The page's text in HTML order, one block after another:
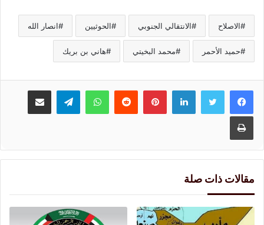
الاصلاح الانتقالي الجنوبي الحوثيين انصار الله
حميد الأحمر محمد البخيتي هاني بن بريك
لينكدإنبينتيريست واتسابتيلقرام مشاركة عبر البريد
طباعة
مقالات ذات صلة